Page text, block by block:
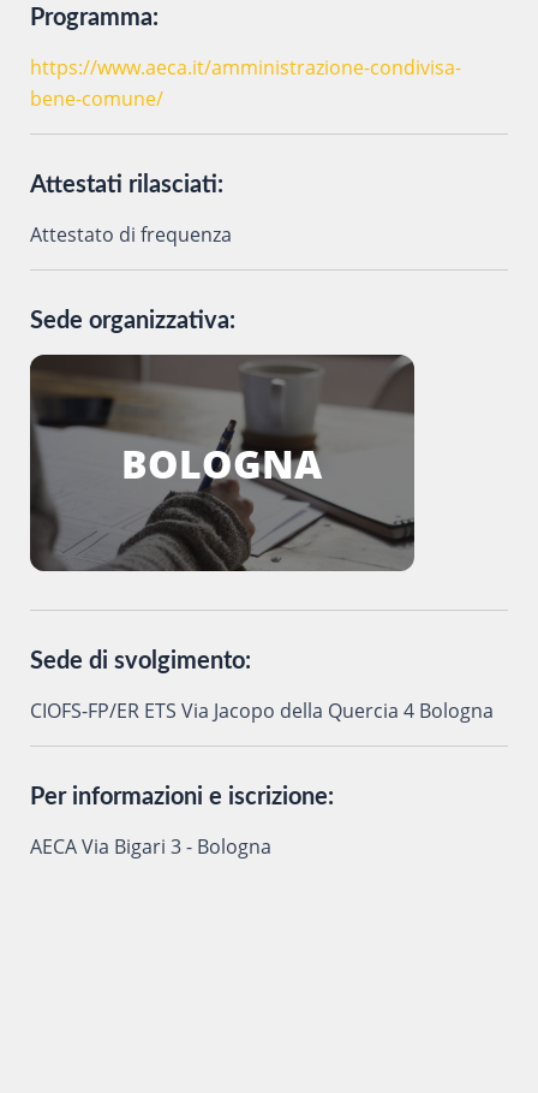
Programma:
https://www.aeca.it/amministrazione-condivisa-
bene-comune/
Attestati rilasciati:
Attestato di frequenza
Sede organizzativa:
BOLOGNA
Sede di svolgimento:
CIOFS-FP/ER ETS Via Jacopo della Quercia 4 Bologna
Per informazioni e iscrizione:
AECA Via Bigari 3 - Bologna